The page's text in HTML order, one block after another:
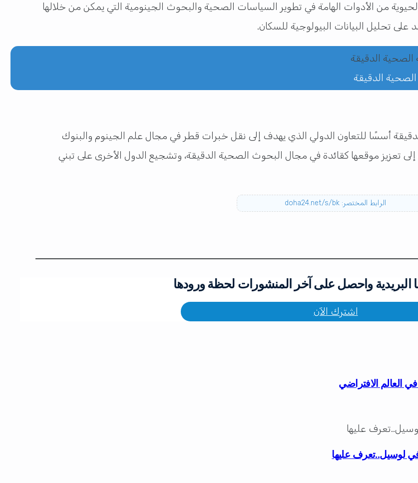
من الأدوات الهامة في تطوير السياسات الصحية والبحوث الجينومية التي يمكن من خلالها
تحليل البيانات البيولوجية للسكان.
الدقيقة
أسسًا للتعاون الدولي الذي يهدف إلى نقل خبرات قطر في مجال علم الجينوم والبنوك
تعزيز موقعها كقائدة في مجال البحوث الصحية الدقيقة، وتشجيع الدول الأخرى على تبني
الرابط المختصر: doha24.net/s/bk
البريدية واحصل على آخر المنشورات لحظة ورودها
اشترك الآن
العالم الافتراضي